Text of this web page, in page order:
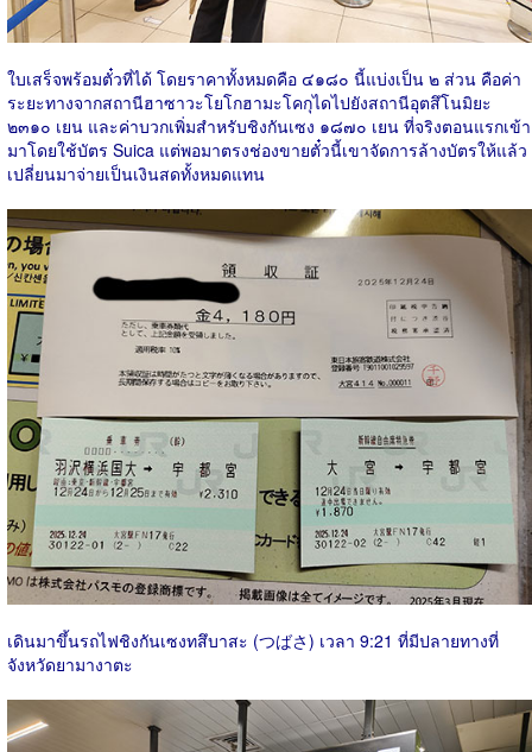
ใบเสร็จพร้อมตั๋วที่ได้ โดยราคาทั้งหมดคือ ๔๑๘๐ นี้แบ่งเป็น ๒ ส่วน คือค่า
ระยะทางจากสถานีฮาซาวะโยโกฮามะโคกุไดไปยังสถานีอุตสึโนมิยะ
๒๓๑๐ เยน และค่าบวกเพิ่มสำหรับชิงกันเซง ๑๘๗๐ เยน ที่จริงตอนแรกเข้า
มาโดยใช้บัตร Suica แต่พอมาตรงช่องขายตั๋วนี้เขาจัดการล้างบัตรให้แล้ว
เปลี่ยนมาจ่ายเป็นเงินสดทั้งหมดแทน
เดินมาขึ้นรถไฟชิงกันเซงทสึบาสะ (つばさ) เวลา 9:21 ที่มีปลายทางที่
จังหวัดยามางาตะ